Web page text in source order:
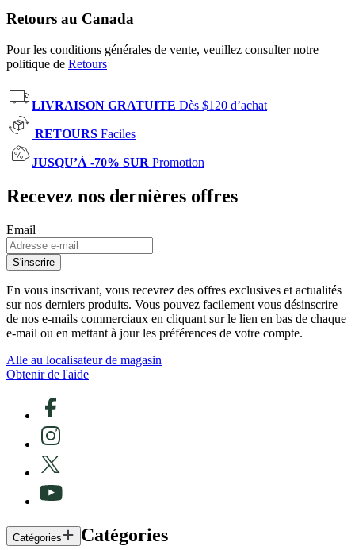
Retours au Canada
Pour les conditions générales de vente, veuillez consulter notre
politique de Retours
LIVRAISON GRATUITE Dès $120 d’achat
RETOURS Faciles
JUSQU’À -70% SUR Promotion
Recevez nos dernières offres
Email
S'inscrire
En vous inscrivant, vous recevrez des offres exclusives et actualités
sur nos derniers produits. Vous pouvez facilement vous désinscrire
de nos e-mails commerciaux en cliquant sur le lien en bas de chaque
e-mail ou en mettant à jour les préférences de votre compte.
Alle au localisateur de magasin
Obtenir de l'aide
Catégories Catégories